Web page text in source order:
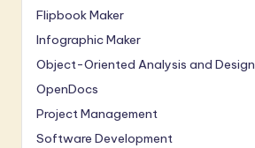
Flipbook Maker
Infographic Maker
Object-Oriented Analysis and Design
OpenDocs
Project Management
Software Development